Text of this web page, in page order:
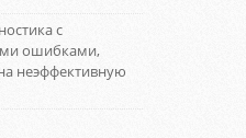
с
ошибками,
неэффективную